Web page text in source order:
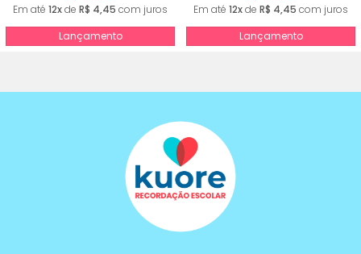
Em até 12xde R$ 4,45 com juros
Lançamento
Em até 12xde R$ 4,45 com juros
Lançamento